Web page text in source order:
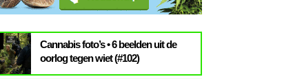
Cannabis foto’s • 6 beelden uit de
oorlog tegen wiet (#102)